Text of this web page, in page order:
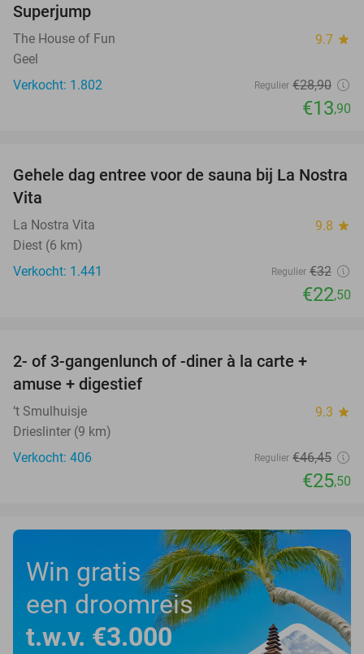
Superjump
The House of Fun 9.7 star
Geel
Verkocht: 1.802
Regulier €28,90
€13,90
30%
Gehele dag entree voor de sauna bij La Nostra
Vita
La Nostra Vita 9.8 star
Diest (6 km)
Verkocht: 1.441
Regulier €32
€22,50
2- of 3-gangenlunch of -diner à la carte +
amuse + digestief
‘t Smulhuisje 9.3 star
Drieslinter (9 km)
Verkocht: 406
Regulier €46,45
€25,50
Win gratis
een droomreis
t.w.v. €3.000